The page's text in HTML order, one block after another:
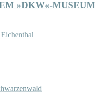
»DKW«-MUSEUM